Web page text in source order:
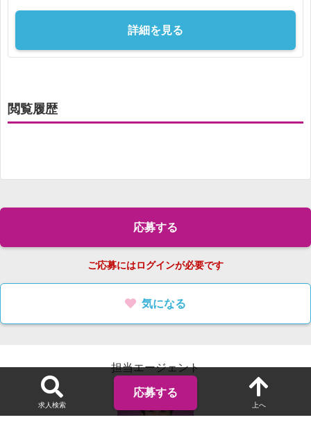
詳細を見る
閲覧履歴
求人検索
応募する
上へ
応募する
ご応募にはログインが必要です
気になる
担当エージェント